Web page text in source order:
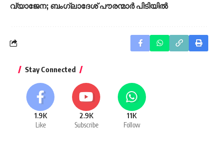
വ്യാജേന; ബംഗ്ലാദേശ് പൗരന്മാർ പിടിയിൽ
Stay Connected
1.9K
Like
2.9K
Subscribe
11K
Follow